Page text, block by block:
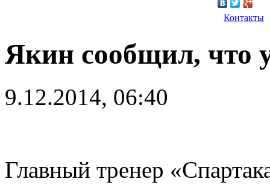
Контакты
Якин сообщил, что
9.12.2014, 06:40
Главный тренер